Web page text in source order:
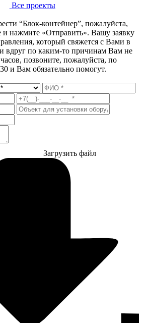
Все проекты
“Блок-контейнер”, пожалуйста,
нажмите «Отправить». Вашу заявку
который свяжется с Вами в
вдруг по каким-то причинам Вам не
позвоните, пожалуйста, по
и Вам обязательно помогут.
Загрузить файл